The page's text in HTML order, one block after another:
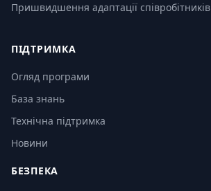
Пришвидшення адаптації співробітників
ПІДТРИМКА
Огляд програми
База знань
Технічна підтримка
Новини
БЕЗПЕКА